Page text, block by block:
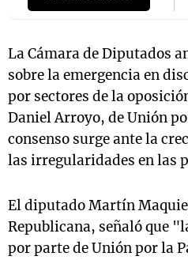
La Cámara de Diputados
sobre la emergencia en
por sectores de la
Daniel Arroyo, de Unión
consenso surge ante la
las irregularidades en las
El diputado Martín
Republicana, señaló que
por parte de Unión por la